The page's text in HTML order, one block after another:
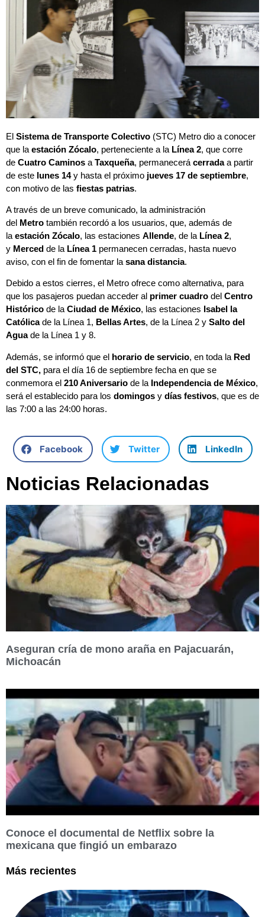
El Sistema de Transporte Colectivo (STC) Metro dio a conocer
que la estación Zócalo, perteneciente a la Línea 2, que corre
de Cuatro Caminos a Taxqueña, permanecerá cerradaa partir
de este lunes 14y hasta el próximo jueves 17 de septiembre,
con motivo de las fiestas patrias.
A través de un breve comunicado, la administración
del Metro también recordó a los usuarios, que, además de
la estación Zócalo, las estaciones Allende, de la Línea 2,
y Merced de la Línea 1 permanecen cerradas, hasta nuevo
aviso, con el fin de fomentar la sana distancia.
Debido a estos cierres, el Metro ofrece como alternativa, para
que los pasajeros puedan acceder al primer cuadro del Centro
Histórico de la Ciudad de México, las estaciones Isabel la
Católicade la Línea 1, Bellas Artes, de la Línea 2 y Salto del
Aguade la Línea 1 y 8.
Además, se informó que el horario de servicio, en toda la Red
del STC, para el día 16 de septiembre fecha en que se
conmemora el 210 Aniversario de la Independencia de México,
será el establecido para los domingos y días festivos, que es de
las 7:00 a las 24:00 horas.
Facebook Twitter LinkedIn
Noticias Relacionadas
Aseguran cría de mono araña en Pajacuarán,
Michoacán
Conoce el documental de Netflix sobre la
mexicana que fingió un embarazo
Más recientes